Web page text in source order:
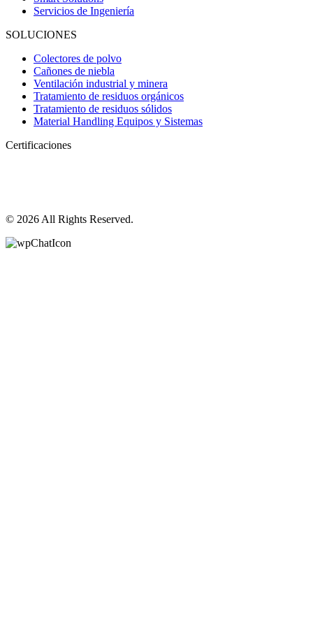
Servicios de Ingeniería
SOLUCIONES
Colectores de polvo
Cañones de niebla
Ventilación industrial y minera
Tratamiento de residuos orgánicos
Tratamiento de residuos sólidos
Material Handling Equipos y Sistemas
Certificaciones
© 2026 All Rights Reserved.